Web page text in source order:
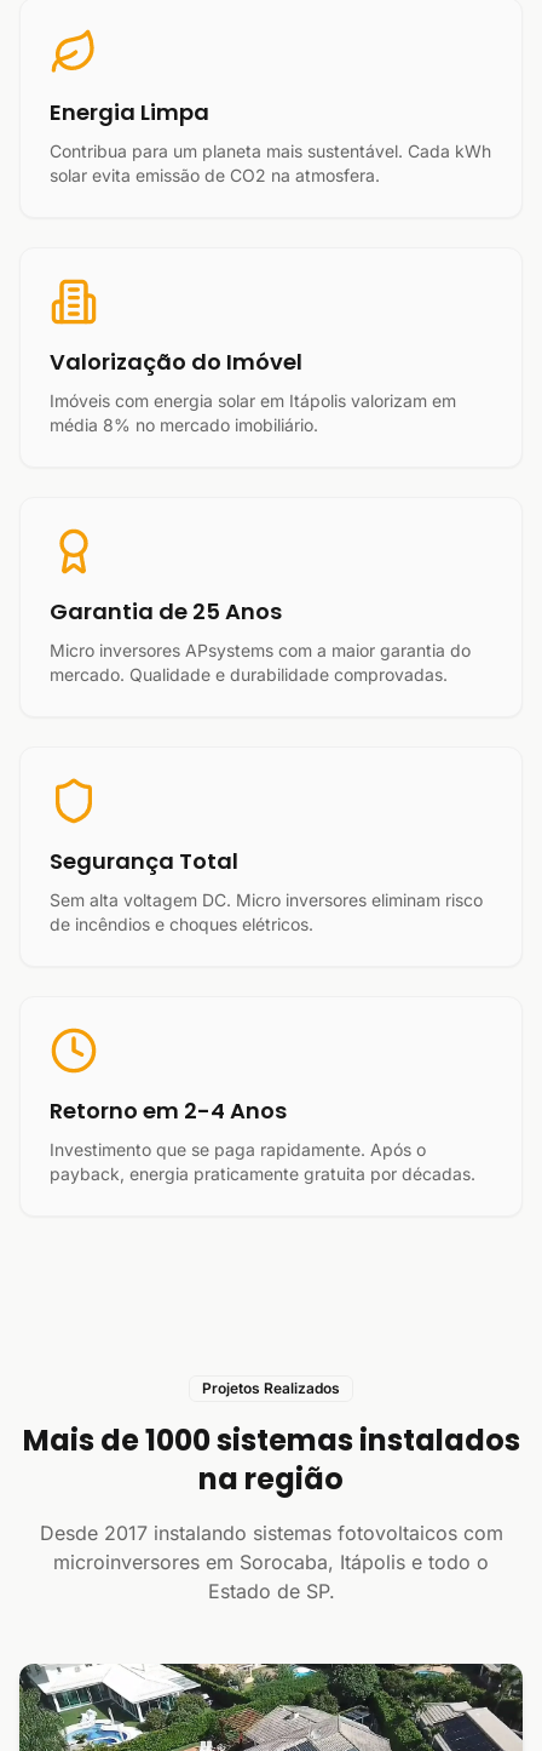
Energia Limpa
Contribua para um planeta mais sustentável. Cada kWh
solar evita emissão de CO2 na atmosfera.
Valorização do Imóvel
Imóveis com energia solar em Itápolis valorizam em
média 8% no mercado imobiliário.
Garantia de 25 Anos
Micro inversores APsystems com a maior garantia do
mercado. Qualidade e durabilidade comprovadas.
Segurança Total
Sem alta voltagem DC. Micro inversores eliminam risco
de incêndios e choques elétricos.
Retorno em 2-4 Anos
Investimento que se paga rapidamente. Após o
payback, energia praticamente gratuita por décadas.
Projetos Realizados
Mais de 1000 sistemas instalados
na região
Desde 2017 instalando sistemas fotovoltaicos com
microinversores em Sorocaba, Itápolis e todo o
Estado de SP.